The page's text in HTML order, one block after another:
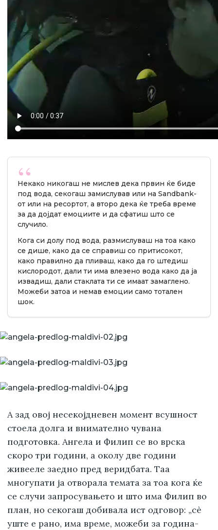
Некако никогаш не мислев дека првин ќе биде
под вода, секогаш замислував или на Sandbank-
от или на ресортот, а второ дека ќе треба време
за да дојдат емоциите и да сфатиш што се
случило.
Кога си долу под вода, размислуваш на тоа како
се дише, како да се справиш со притисокот,
како правилно да пливаш, како да го штедиш
кислородот, дали ти има влезено вода како да ја
извадиш, дали стаклата ти се имаат замаглено.
Можеби затоа и немав емоции само тотален
шок.
А зад овој несекојдневен момент всушност
стоела долга и внимателно чувана
подготовка. Ангела и Филип се во врска
скоро три години, а околу две години
живееле заедно пред веридбата. Таа
многупати ја отворала темата за тоа кога ќе
се случи запросувањето и што има Филип во
план, но секогаш добивала ист одговор: „сè
уште е рано, има време, можеби за година-